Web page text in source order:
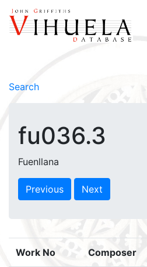
Search
fu036.3
Fuenllana
Previous Next
Work No Composer